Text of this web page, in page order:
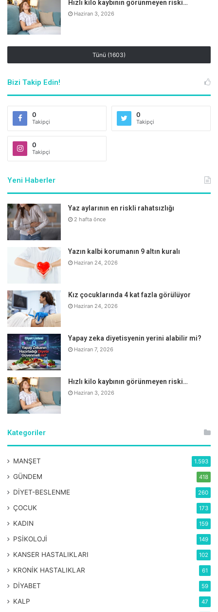
Hızlı kilo kaybının görünmeyen riski…
Haziran 3, 2026
Tünü (1603)
Bizi Takip Edin!
0
Takipçi
0
Takipçi
0
Takipçi
Yeni Haberler
Yaz aylarının en riskli rahatsızlığı
2 hafta önce
Yazın kalbi korumanın 9 altın kuralı
Haziran 24, 2026
Kız çocuklarında 4 kat fazla görülüyor
Haziran 24, 2026
Yapay zeka diyetisyenin yerini alabilir mi?
Haziran 7, 2026
Hızlı kilo kaybının görünmeyen riski…
Haziran 3, 2026
Kategoriler
MANŞET 1.593
GÜNDEM 418
DİYET-BESLENME 260
ÇOCUK 173
KADIN 159
PSİKOLOJİ 149
KANSER HASTALIKLARI 102
KRONİK HASTALIKLAR 61
DİYABET 59
KALP 47